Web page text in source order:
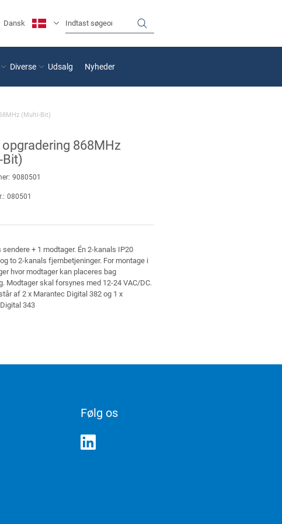
Dansk
Diverse Udsalg Nyheder
(Multi-Bit)
868MHz
9080501
080501
+ 1 modtager. Én 2-kanals IP20
to 2-kanals fjernbetjeninger. For montage i
hvor modtager kan placeres bag
Modtager skal forsynes med 12-24 VAC/DC.
af 2 x Marantec Digital 382 og 1 x
343
Følg os